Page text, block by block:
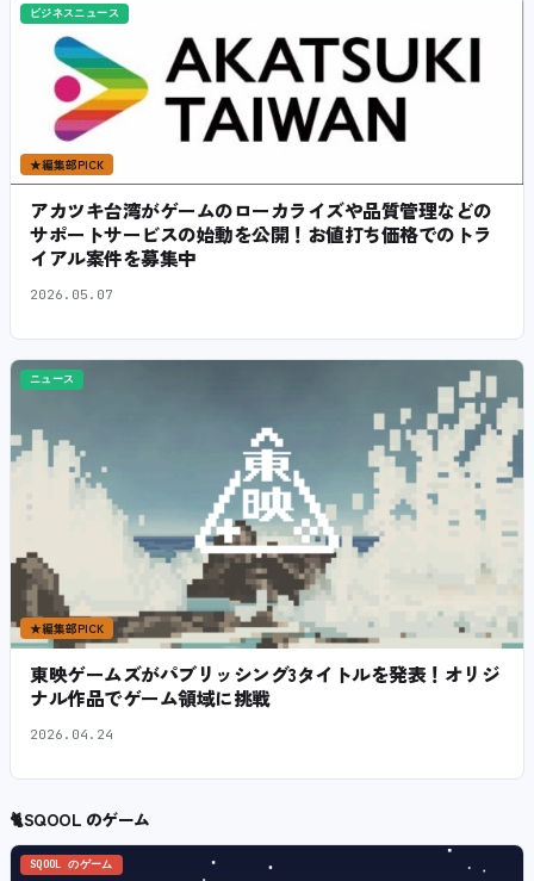
ビジネスニュース
★編集部PICK
アカツキ台湾がゲームのローカライズや品質管理などの
サポートサービスの始動を公開！お値打ち価格でのトラ
イアル案件を募集中
2026.05.07
ニュース
★編集部PICK
東映ゲームズがパブリッシング3タイトルを発表！オリジ
ナル作品でゲーム領域に挑戦
2026.04.24
🐈SQOOL のゲーム
SQOOL のゲーム